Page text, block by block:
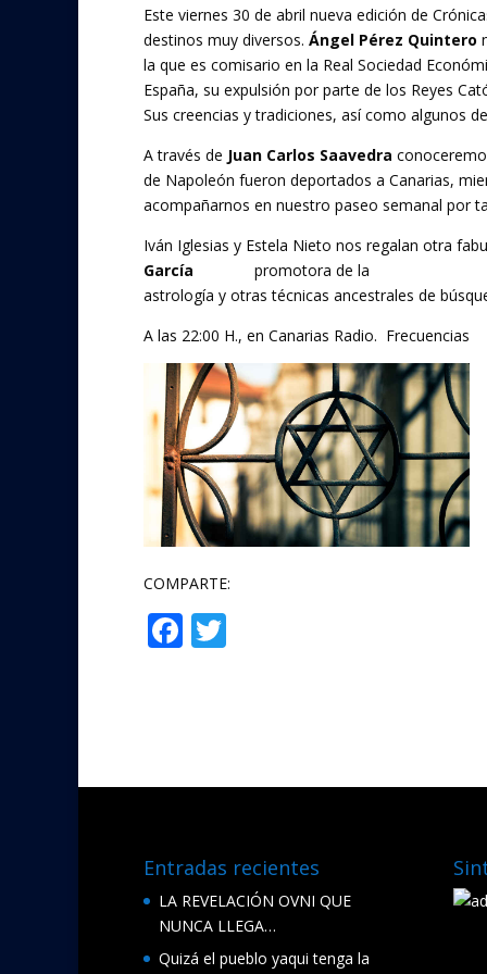
e
b
o
o
k
itt
er
Este viernes 30 de abril nueva edición de
destinos muy diversos. Ángel Pérez Quintero
la que es comisario en la Real Sociedad
España, su expulsión por parte de los Reyes
Sus creencias y tradiciones, así como algunos
A través de Juan Carlos Saavedra
de Napoleón fueron deportados a Canarias,
acompañarnos en nuestro paseo semanal por
Iván Iglesias y Estela Nieto nos regalan otra
García
promotora de la
astrología y otras técnicas ancestrales de
A las 22:00 H., en Canarias Radio. Frecuencias
COMPARTE:
F
Entradas recientes
LA REVELACIÓN OVNI QUE
NUNCA LLEGA…
Quizá el pueblo yaqui tenga la